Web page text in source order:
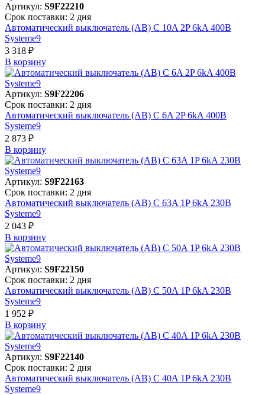
Артикул: S9F22210
Срок поставки: 2 дня
Автоматический выключатель (АВ) C 10A 2P 6kA 400В
Systeme9
3 318 ₽
В корзинy
Артикул: S9F22206
Срок поставки: 2 дня
Автоматический выключатель (АВ) C 6A 2P 6kA 400В
Systeme9
2 873 ₽
В корзинy
Артикул: S9F22163
Срок поставки: 2 дня
Автоматический выключатель (АВ) C 63A 1P 6kA 230В
Systeme9
2 043 ₽
В корзинy
Артикул: S9F22150
Срок поставки: 2 дня
Автоматический выключатель (АВ) C 50A 1P 6kA 230В
Systeme9
1 952 ₽
В корзинy
Артикул: S9F22140
Срок поставки: 2 дня
Автоматический выключатель (АВ) C 40A 1P 6kA 230В
Systeme9